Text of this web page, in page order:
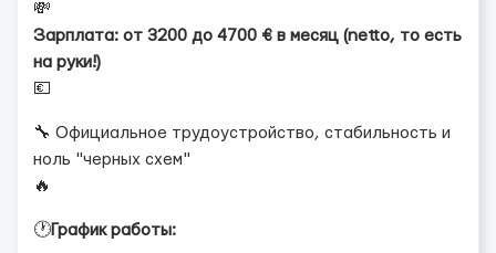
💸
Зарплата: от 3200 до 4700 € в месяц (netto, то есть
на руки!)
💶
🔧 Официальное трудоустройство, стабильность и
ноль "черных схем"
🔥
🕐 График работы: